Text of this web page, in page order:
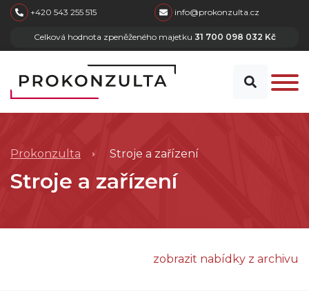
skip to main content
+420 543 255 515 info@prokonzulta.cz
Celková hodnota zpeněženého majetku 31 700 098 032 Kč
Prokonzulta Stroje a zařízení
Stroje a zařízení
zobrazit nabídky z archivu